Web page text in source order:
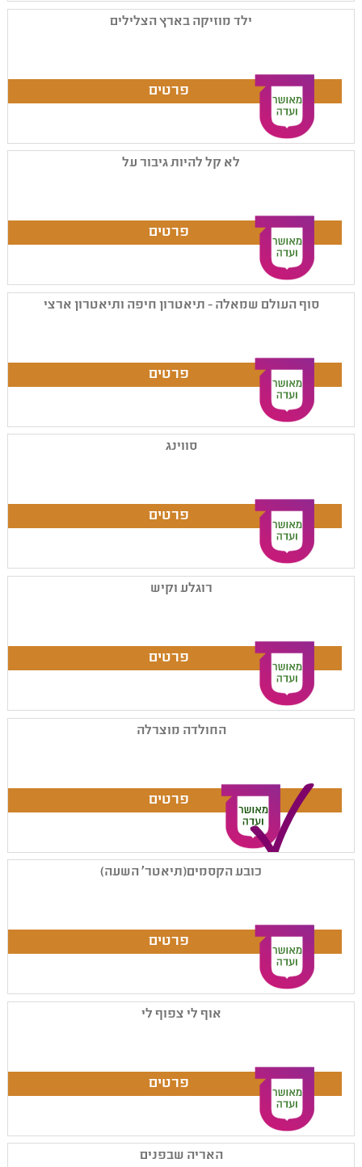
ילד מוזיקה בארץ הצלילים
לא קל להיות גיבור על
סוף העולם שמאלה - תיאטרון חיפה ותיאטרון ארצי
סווינג
רוגלע וקיש
החולדה מוצרלה
כובע הקסמים(תיאטר' השעה)
אוף לי צפוף לי
האריה שבפנים